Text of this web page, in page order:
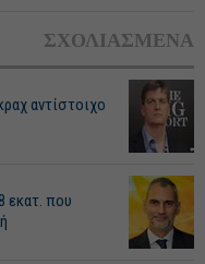
ΣΧΟΛΙΑΣΜΕΝΑ
αντίστοιχο
εκατ. που